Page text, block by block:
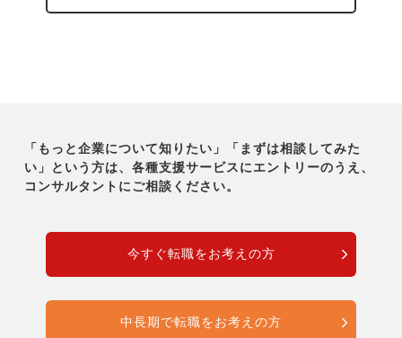
「もっと企業について知りたい」「まずは相談してみた
い」という方は、各種支援サービスにエントリーのうえ、
コンサルタントにご相談ください。
今すぐ転職をお考えの方
中長期で転職をお考えの方